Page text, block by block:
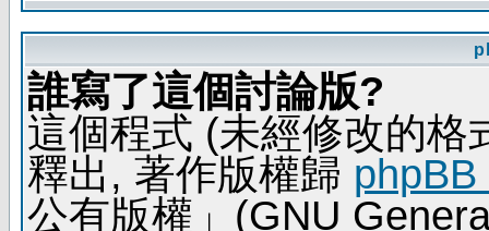
誰寫了這個討論版?
這個程式 (未經修改的格
釋出, 著作版權歸
公有版權」(GNU